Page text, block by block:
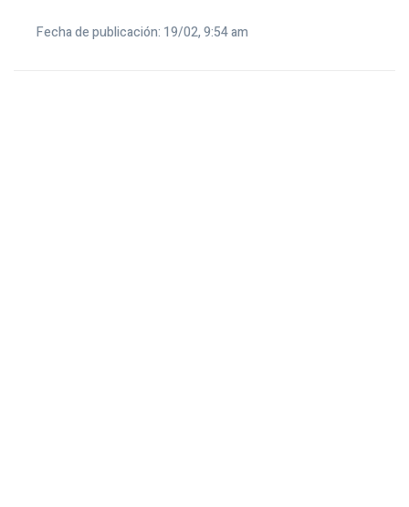
Fecha de publicación: 19/02, 9:54 am